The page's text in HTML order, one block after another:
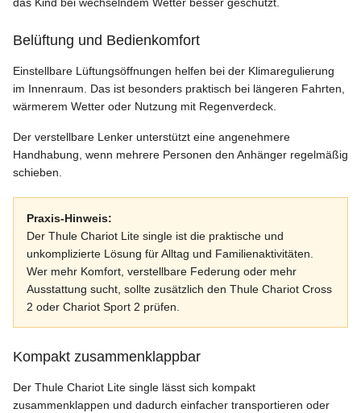
Belüftung und Bedienkomfort
Einstellbare Lüftungsöffnungen helfen bei der Klimaregulierung
im Innenraum. Das ist besonders praktisch bei längeren Fahrten,
wärmerem Wetter oder Nutzung mit Regenverdeck.
Der verstellbare Lenker unterstützt eine angenehmere
Handhabung, wenn mehrere Personen den Anhänger regelmäßig
schieben.
Praxis-Hinweis:
Der Thule Chariot Lite single ist die praktische und
unkomplizierte Lösung für Alltag und Familienaktivitäten.
Wer mehr Komfort, verstellbare Federung oder mehr
Ausstattung sucht, sollte zusätzlich den Thule Chariot Cross
2 oder Chariot Sport 2 prüfen.
Kompakt zusammenklappbar
Der Thule Chariot Lite single lässt sich kompakt
zusammenklappen und dadurch einfacher transportieren oder